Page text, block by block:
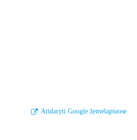
Atidaryti Google žemėlapiuose